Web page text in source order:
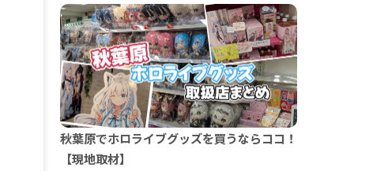
秋葉原でホロライブグッズを買うならココ！
【現地取材】